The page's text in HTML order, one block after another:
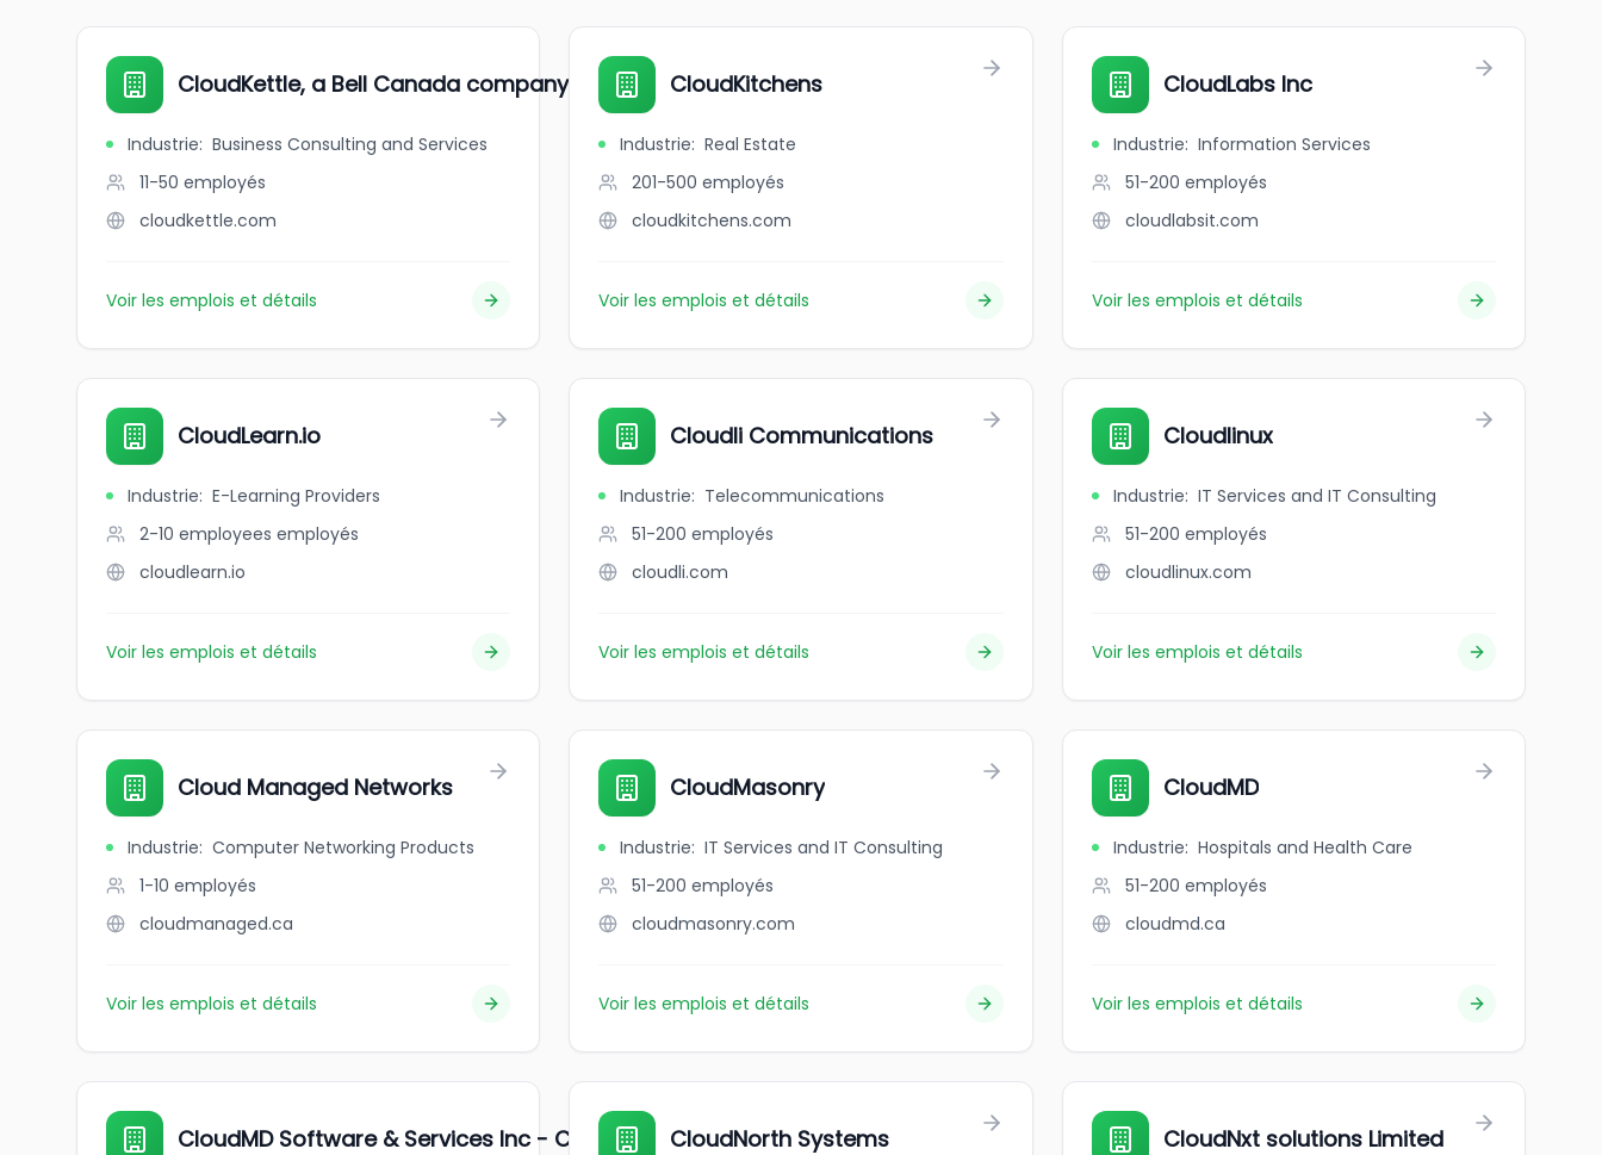
CloudKettle, a Bell Canada company
Industrie: Business Consulting and Services
11-50 employés
cloudkettle.com
Voir les emplois et détails
CloudKitchens
Industrie: Real Estate
201-500 employés
cloudkitchens.com
Voir les emplois et détails
CloudLabs Inc
Industrie: Information Services
51-200 employés
cloudlabsit.com
Voir les emplois et détails
CloudLearn.io
Industrie: E-Learning Providers
2-10 employees employés
cloudlearn.io
Voir les emplois et détails
Cloudli Communications
Industrie: Telecommunications
51-200 employés
cloudli.com
Voir les emplois et détails
Cloudlinux
Industrie: IT Services and IT Consulting
51-200 employés
cloudlinux.com
Voir les emplois et détails
Cloud Managed Networks
Industrie: Computer Networking Products
1-10 employés
cloudmanaged.ca
Voir les emplois et détails
CloudMasonry
Industrie: IT Services and IT Consulting
51-200 employés
cloudmasonry.com
Voir les emplois et détails
CloudMD
Industrie: Hospitals and Health Care
51-200 employés
cloudmd.ca
Voir les emplois et détails
CloudMD Software & Services Inc - CAN CloudNorth Systems CloudNxt solutions Limited